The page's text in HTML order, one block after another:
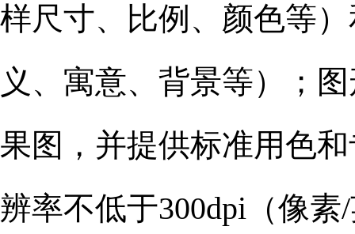
样尺寸、比例、颜色等
义、寓意、背景等）；
果图，并提供标准用色
辨率不低于300dpi（像